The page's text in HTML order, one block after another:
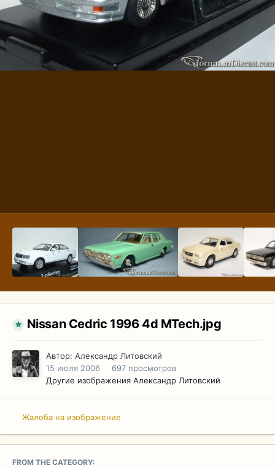
Nissan Cedric 1996 4d MTech.jpg
Автор: Александр Литовский
15 июля 2006
697 просмотров
Другие изображения Александр Литовский
Жалоба на изображение
FROM THE CATEGORY: